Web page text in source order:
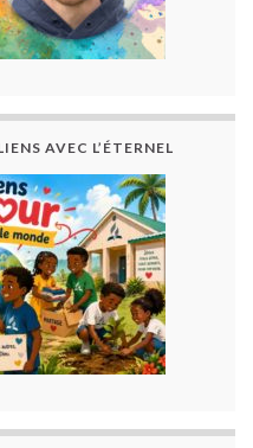
AVEC L’ÉTERNEL